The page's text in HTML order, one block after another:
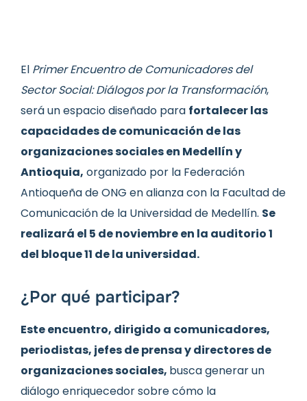
El Primer Encuentro de Comunicadores del
Sector Social: Diálogos por la Transformación,
será un espacio diseñado para fortalecer las
capacidades de comunicación de las
organizaciones sociales en Medellín y
Antioquia, organizado por la Federación
Antioqueña de ONG en alianza con la Facultad de
Comunicación de la Universidad de Medellín. Se
realizará el 5 de noviembre en la auditorio 1
del bloque 11 de la universidad.
¿Por qué participar?
Este encuentro, dirigido a comunicadores,
periodistas, jefes de prensa y directores de
organizaciones sociales, busca generar un
diálogo enriquecedor sobre cómo la